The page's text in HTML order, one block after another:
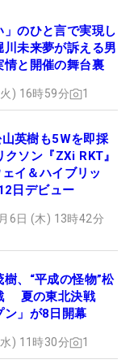
」のひと言で実現し
未来夢が訴える男
情と開催の舞台裏
) 16時59分 1
英樹も5Wを即採
クソン『ZXi RKT』
イ＆ハイブリッ
日デビュー
6日 (木) 13時42分
、“平成の怪物”松
夏の東北決戦
ン」が8日開幕
) 11時30分 1